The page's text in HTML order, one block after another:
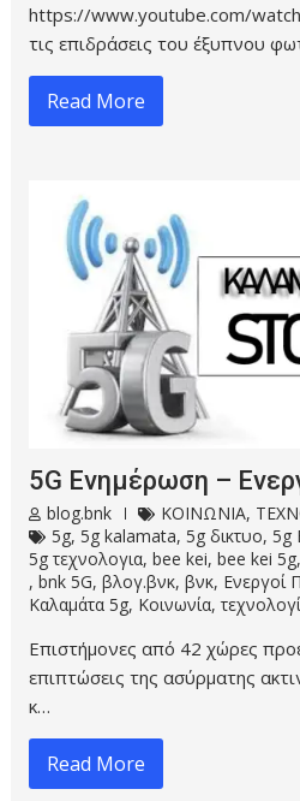
https://www.youtube.com/
τις επιδράσεις του έξυπνου
Read More
5G Ενημέρωση –
blog.bnk ΚΟΙΝΩΝΙΑ,
5g,5g kalamata,5g δικτυο,5g
5g τεχνολογια,bee kei,bee kei 5g,
,bnk 5G,βλογ.βνκ,βνκ, Ενεργοί
Καλαμάτα 5g, Κοινωνία,
Επιστήμονες από 42 χώρες
επιπτώσεις της ασύρματης
κ…
Read More